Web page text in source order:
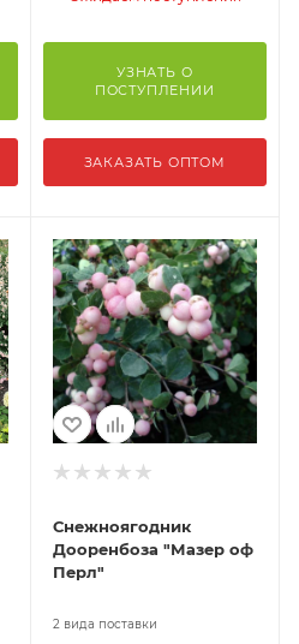
УЗНАТЬ О
ПОСТУПЛЕНИИ
ЗАКАЗАТЬ ОПТОМ
Снежноягодник
Дооренбоза "Мазер оф
Перл"
2 вида поставки